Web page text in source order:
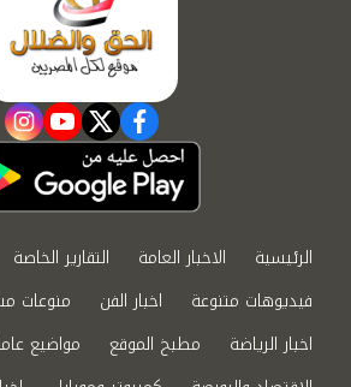
facebook
twitter
youtube
الرئيسية الاخبار العامة التقارير الخاصة
فيديوهات متنوعة
اخبار الفن
منوعات
اخبار الرياضة
مطبخ الموقع
مواضيع